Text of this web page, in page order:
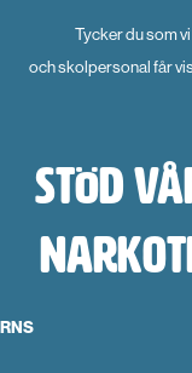
Tycker du som
och skolpersonal får
Stöd
RNS